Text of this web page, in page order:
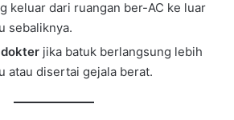
keluar dari ruangan ber-AC ke luar
sebaliknya.
jika batuk berlangsung lebih
atau disertai gejala berat.